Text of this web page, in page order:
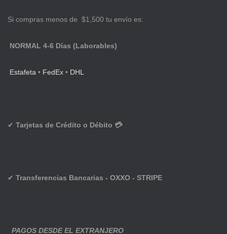
Si compras menos de $1,500 tu envío es:
NORMAL 4-6 Días (Laborables)
Estafeta • FedEx • DHL
✔ Tarjetas de Crédito o Débito 💳
✔ Transferencias Bancarias - OXXO - STRIPE
PAGOS DESDE EL EXTRANJERO